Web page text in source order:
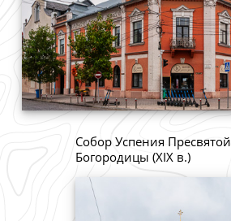
Собор Успения Пресвятой
Богородицы (XIX в.)